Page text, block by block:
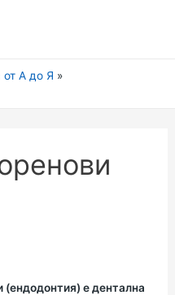
от А до Я
(ендодонтия) е дентална